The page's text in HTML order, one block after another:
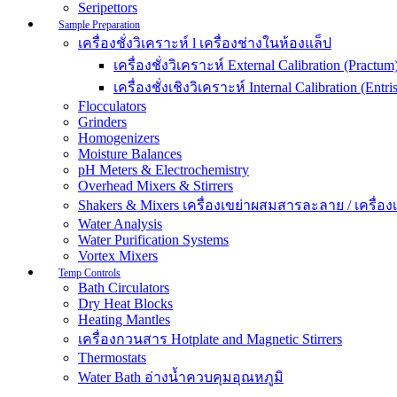
Seripettors
Sample Preparation
เครื่องชั่งวิเคราะห์ l เครื่องช่างในห้องแล็ป
เครื่องชั่งวิเคราะห์ External Calibration
เครื่องชั่งเชิงวิเคราะห์ Internal Calibration
Flocculators
Grinders
Homogenizers
Moisture Balances
pH Meters & Electrochemistry
Overhead Mixers & Stirrers
Shakers & Mixers เครื่องเขย่าผสมสารละลาย / เครื่อง
Water Analysis
Water Purification Systems
Vortex Mixers
Temp Controls
Bath Circulators
Dry Heat Blocks
Heating Mantles
เครื่องกวนสาร Hotplate and Magnetic Stirrers
Thermostats
Water Bath อ่างน้ำควบคุมอุณหภูมิ